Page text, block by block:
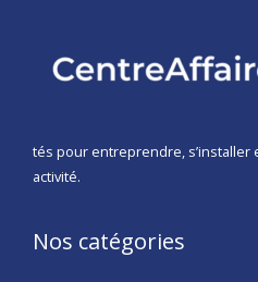
tés pour entreprendre, s’installer
activité.
Nos catégories